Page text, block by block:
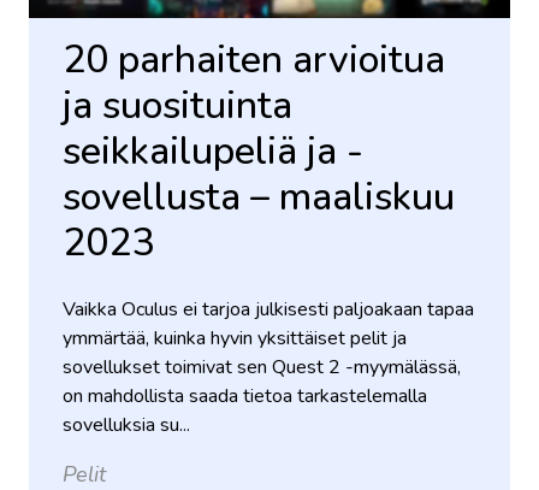
20 parhaiten arvioitua
ja suosituinta
seikkailupeliä ja -
sovellusta – maaliskuu
2023
Vaikka Oculus ei tarjoa julkisesti paljoakaan tapaa
ymmärtää, kuinka hyvin yksittäiset pelit ja
sovellukset toimivat sen Quest 2 -myymälässä,
on mahdollista saada tietoa tarkastelemalla
sovelluksia su...
Pelit